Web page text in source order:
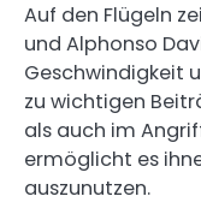
Auf den Flügeln
und Alphonso
Geschwindigkeit
zu wichtigen
als auch im
ermöglicht es
auszunutzen.